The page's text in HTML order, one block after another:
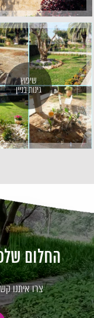
שיפוץ
גינות בניין
החלום
צרו איתנו